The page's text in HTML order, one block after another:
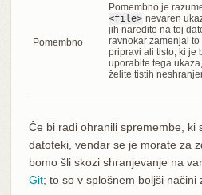
Pomembno
Pomembno je
<file> nevaren
jih naredite na tej
ravnokar zamenjal
pripravi ali tisto, ki je
uporabite tega
želite tistih
Če bi radi ohranili spremembe, ki
datoteki, vendar se je morate za
bomo šli skozi shranjevanje na
Git; to so v splošnem boljši načini